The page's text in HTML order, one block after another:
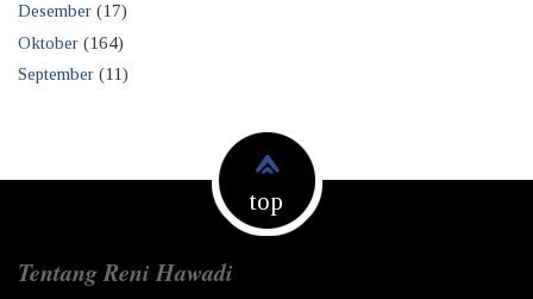
Desember (17)
Oktober (164)
September (11)
top
Tentang Reni Hawadi